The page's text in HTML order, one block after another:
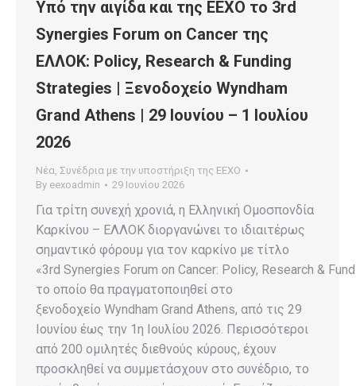
Υπό την αιγίδα και της ΕΕΧΟ το 3rd
Synergies Forum on Cancer της
ΕΛΛΟΚ: Policy, Research & Funding
Strategies | Ξενοδοχείο Wyndham
Grand Athens | 29 Ιουνίου – 1 Ιουλίου
2026
Νέα, Συνέδρια με την υποστήριξη της ΕΕΧΟ
By eexoadmin 29 Ιουνίου 2026
Για τρίτη συνεχή χρονιά, η Ελληνική Ομοσπονδία
Καρκίνου – ΕΛΛΟΚ διοργανώνει το ιδιαιτέρως
σημαντικό φόρουμ για τον καρκίνο με τίτλο
«3rd Synergies Forum on Cancer: Policy, Research &
το οποίο θα πραγματοποιηθεί στο
ξενοδοχείο Wyndham Grand Athens, από τις 29
Ιουνίου έως την 1η Ιουλίου 2026. Περισσότεροι
από 200 ομιλητές διεθνούς κύρους, έχουν
προσκληθεί να συμμετάσχουν στο συνέδριο, το